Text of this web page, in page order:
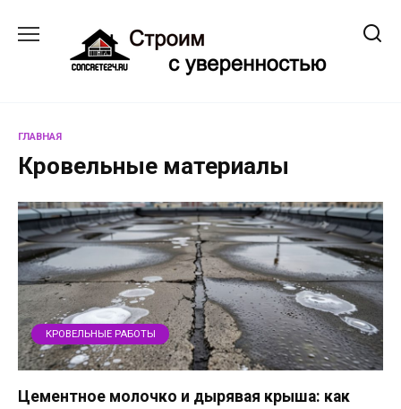
содержанию
ГЛАВНАЯ
Кровельные материалы
КРОВЕЛЬНЫЕ РАБОТЫ
Цементное молочко и дырявая крыша: как